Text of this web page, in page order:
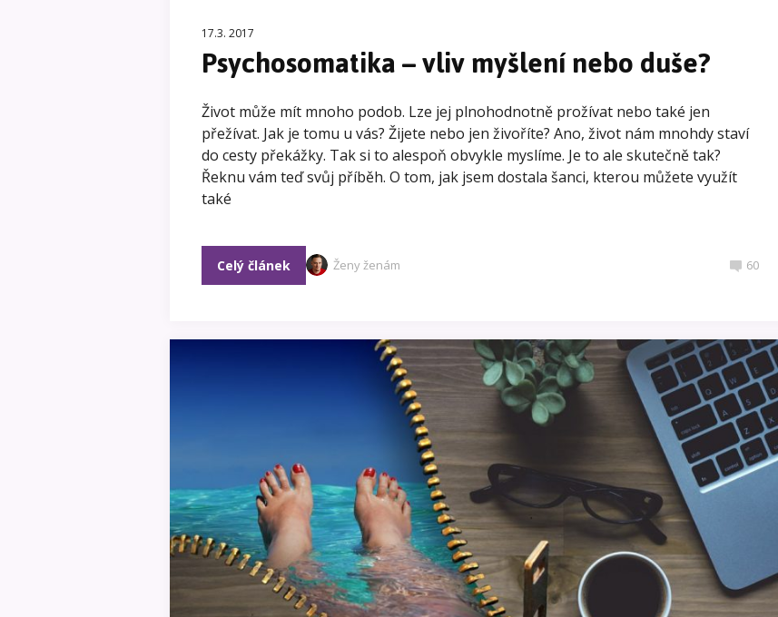
17.3. 2017
Psychosomatika – vliv myšlení nebo duše?
Život může mít mnoho podob. Lze jej plnohodnotně prožívat nebo také jen
přežívat. Jak je tomu u vás? Žijete nebo jen živoříte? Ano, život nám mnohdy staví
do cesty překážky. Tak si to alespoň obvykle myslíme. Je to ale skutečně tak?
Řeknu vám teď svůj příběh. O tom, jak jsem dostala šanci, kterou můžete využít
také
Celý článek Ženy ženám 60